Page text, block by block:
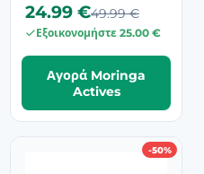
24.99 €49.99 €
Εξοικονομήστε 25.00 €
Αγορά Moringa
Actives
-50%